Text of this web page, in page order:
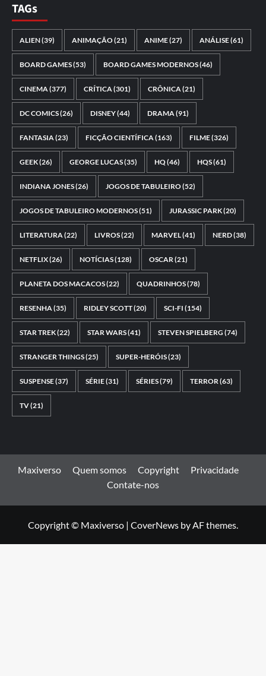
TAGs
ALIEN(39) ANIMAÇÃO(21) ANIME(27) ANÁLISE(61)
BOARD GAMES(53) BOARD GAMES MODERNOS(46)
CINEMA(377) CRÍTICA(301) CRÔNICA(21)
DC COMICS(26) DISNEY(44) DRAMA(91)
FANTASIA(23) FICÇÃO CIENTÍFICA(163) FILME(326)
GEEK(26) GEORGE LUCAS(35) HQ(46) HQS(61)
INDIANA JONES(26) JOGOS DE TABULEIRO(52)
JOGOS DE TABULEIRO MODERNOS(51) JURASSIC PARK(20)
LITERATURA(22) LIVROS(22) MARVEL(41) NERD(38)
NETFLIX(26) NOTÍCIAS(128) OSCAR(21)
PLANETA DOS MACACOS(22) QUADRINHOS(78)
RESENHA(35) RIDLEY SCOTT(20) SCI-FI (154)
STAR TREK(22) STAR WARS(41) STEVEN SPIELBERG (74)
STRANGER THINGS(25) SUPER-HERÓIS(23)
SUSPENSE(37) SÉRIE(31) SÉRIES(79) TERROR(63)
TV(21)
Maxiverso Quem somos Copyright
Privacidade
Contate-nos
Copyright © Maxiverso | CoverNews by AF themes.